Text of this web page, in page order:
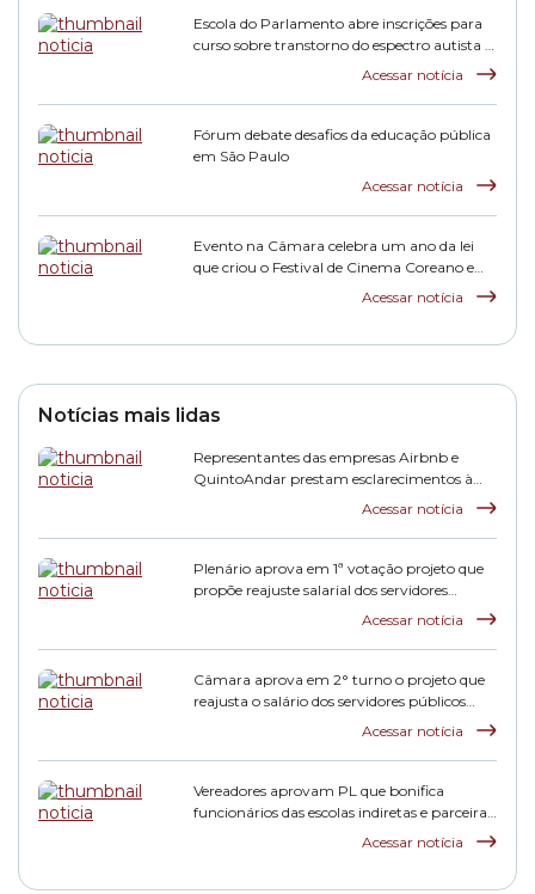
Escola do Parlamento abre inscrições para
curso sobre transtorno do espectro autista e
Acessar notícia
Fórum debate desafios da educação pública
em São Paulo
Acessar notícia
Evento na Câmara celebra um ano da lei
que criou o Festival de Cinema Coreano em
Acessar notícia
Notícias mais lidas
Representantes das empresas Airbnb e
QuintoAndar prestam esclarecimentos à
Acessar notícia
Plenário aprova em 1ª votação projeto que
propõe reajuste salarial dos servidores
Acessar notícia
Câmara aprova em 2° turno o projeto que
reajusta o salário dos servidores públicos
Acessar notícia
Vereadores aprovam PL que bonifica
funcionários das escolas indiretas e parceiras
Acessar notícia